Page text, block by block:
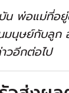
น พ่อแม่ที่อ
นุษย์กับลูก อ
วอีกต่อไป